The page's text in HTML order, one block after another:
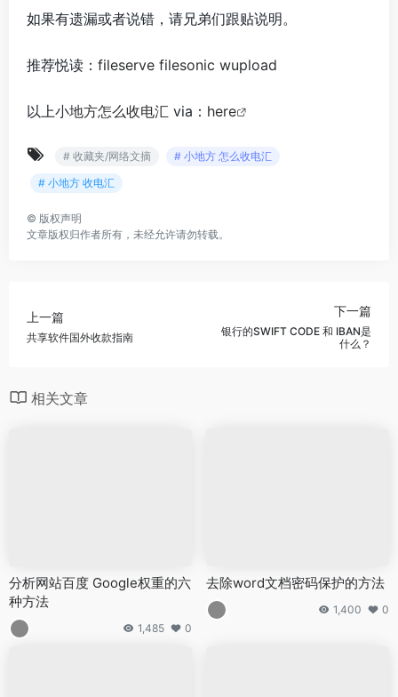
如果有遗漏或者说错，请兄弟们跟贴说明。
推荐悦读： fileserve filesonic wupload
以上小地方怎么收电汇 via： here
# 收藏夹/网络文摘
# 小地方 怎么收电汇
# 小地方 收电汇
© 版权声明
文章版权归作者所有，未经允许请勿转载。
上一篇
共享软件国外收款指南
下一篇
银行的SWIFT CODE 和 IBAN是
什么？
相关文章
分析网站百度 Google权重的六
种方法
1,485 0
去除word文档密码保护的方法
1,400 0